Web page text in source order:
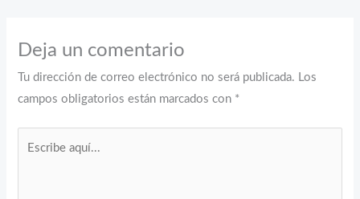
Deja un comentario
Tu dirección de correo electrónico no será publicada. Los
campos obligatorios están marcados con *